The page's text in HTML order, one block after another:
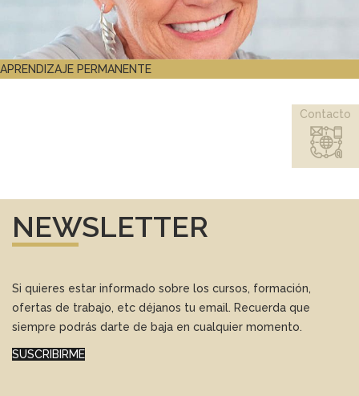
APRENDIZAJE PERMANENTE
NEWSLETTER
Si quieres estar informado sobre los cursos, formación,
ofertas de trabajo, etc déjanos tu email. Recuerda que
siempre podrás darte de baja en cualquier momento.
SUSCRIBIRME
Contacto